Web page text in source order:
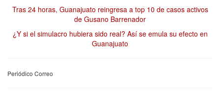
Tras 24 horas, Guanajuato reingresa a top 10 de casos activos
de Gusano Barrenador
¿Y si el simulacro hubiera sido real? Así se emula su efecto en
Guanajuato
Periódico Correo